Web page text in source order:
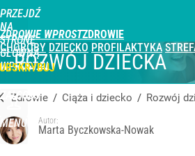
PRZEJDŹ
NA
STRONĘ
GŁÓWNĄ
WPROST.PL
ZDROWIE WPROST
CHOROBY DZIECKO PROFILAKTYKA
ZALOGUJ
MENU
ROZWÓJ DZIECKA
Zdrowie / Ciąża i dziecko / Rozwój
Autor:
Marta Byczkowska-Nowak